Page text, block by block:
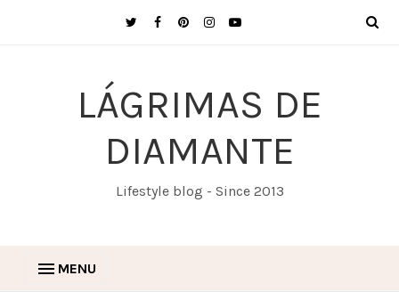
LÁGRIMAS DE
DIAMANTE
Lifestyle blog - Since 2013
MENU